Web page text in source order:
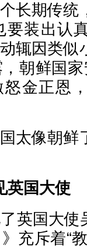
长期传统
装出认
辄因类似
朝鲜国
怒金正恩
太像朝鲜
英国大使
英国大使
充斥着“